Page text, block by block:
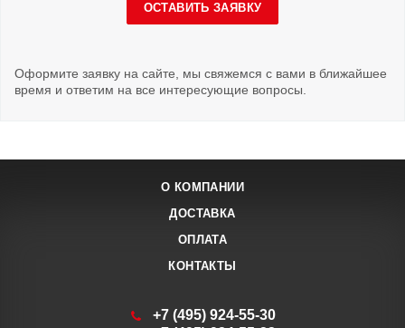
ОСТАВИТЬ ЗАЯВКУ
Оформите заявку на сайте, мы свяжемся с вами в ближайшее
время и ответим на все интересующие вопросы.
О КОМПАНИИ
ДОСТАВКА
ОПЛАТА
КОНТАКТЫ
+7 (495) 924-55-30